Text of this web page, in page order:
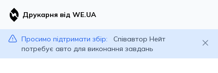
Друкарня від WE.UA
Просимо підтримати збір:
Співавтор Нейт
потребує авто для виконання завдань